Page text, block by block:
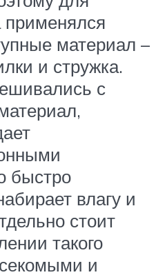
применялся
материал –
и стружка.
с
быстро
влагу и
стоит
такого
и